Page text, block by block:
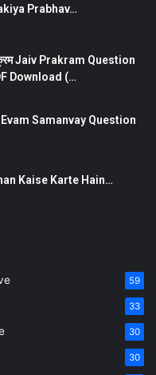
Prabhav…
Jaiv Prakram Question
Download (…
Evam Samanvay Question
Kaise Karte Hain…
59
33
30
30